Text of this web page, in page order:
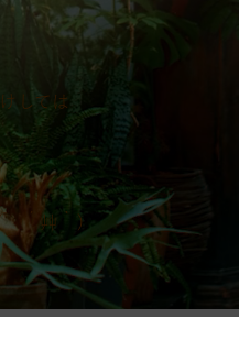
しては
( ´艸｀)